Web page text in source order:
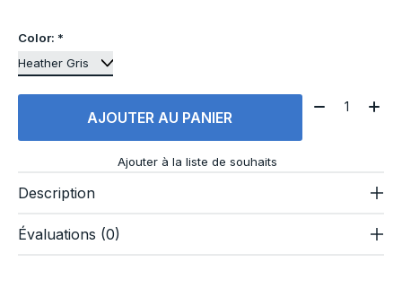
Color: *
AJOUTER AU PANIER
Quantité:
Ajouter à la liste de souhaits
Description
Évaluations (0)